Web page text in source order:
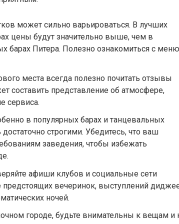
может сильно варьироваться. В лучших
цены будут значительно выше, чем в
барах Питера. Полезно ознакомиться с меню
места всегда полезно почитать отзывы
составить представление об атмосфере,
сервиса.
в популярных барах и танцевальных
строгими. Убедитесь, что ваш
заведения, чтобы избежать
афиши клубов и социальные сети
вечеринок, выступлений
ночей.
городе, будьте внимательны к вещам и